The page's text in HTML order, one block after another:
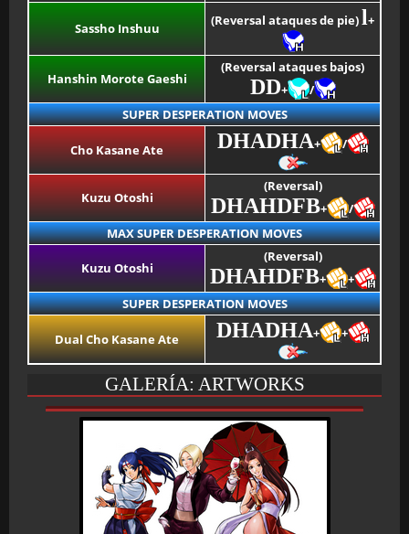
Sassho Inshuu (Reversal ataques de pie)l+
Hanshin Morote Gaeshi
(Reversal ataques bajos)
DD+
/
SUPER DESPERATION MOVES
Cho Kasane Ate DHADHA+ /
Kuzu Otoshi
(Reversal)
DHAHDFB+
/
MAX SUPER DESPERATION MOVES
Kuzu Otoshi
(Reversal)
DHAHDFB+
+
SUPER DESPERATION MOVES
Dual Cho Kasane Ate DHADHA+ +
GALERÍA: ARTWORKS